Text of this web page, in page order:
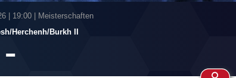
19:00 | Meisterschaften
​Herchenh/​Burkh II
